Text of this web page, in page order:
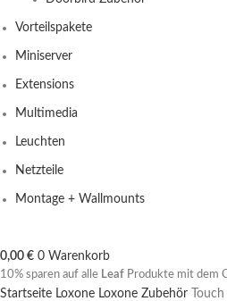
Vorteilspakete
Miniserver
Extensions
Multimedia
Leuchten
Netzteile
Montage + Wallmounts
0,00 € 0 Warenkorb
10% sparen auf alle Leaf Produkte mit dem
Startseite Loxone Loxone Zubehör